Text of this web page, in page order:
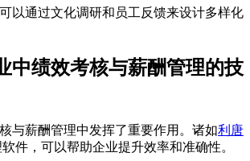
可以通过文化调研和员工反馈来设计多样化
中绩效考核与薪酬管理的技
与薪酬管理中发挥了重要作用。诸如利唐
件，可以帮助企业提升效率和准确性。